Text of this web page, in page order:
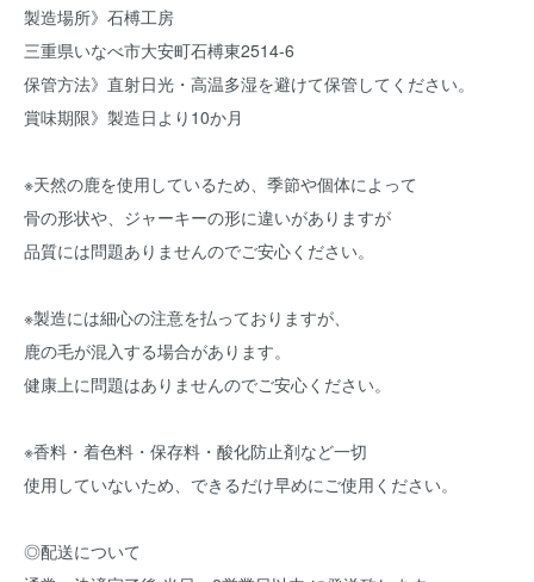
製造場所》石榑工房
三重県いなべ市大安町石榑東2514-6
保管方法》直射日光・高温多湿を避けて保管してください。
賞味期限》製造日より10か月
※天然の鹿を使用しているため、季節や個体によって
骨の形状や、ジャーキーの形に違いがありますが
品質には問題ありませんのでご安心ください。
※製造には細心の注意を払っておりますが、
鹿の毛が混入する場合があります。
健康上に問題はありませんのでご安心ください。
※香料・着色料・保存料・酸化防止剤など一切
使用していないため、できるだけ早めにご使用ください。
◎配送について